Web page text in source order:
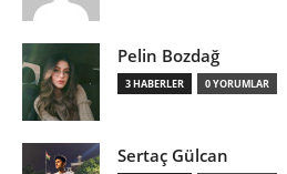
Pelin Bozdağ
3 HABERLER 0 YORUMLAR
Sertaç Gülcan